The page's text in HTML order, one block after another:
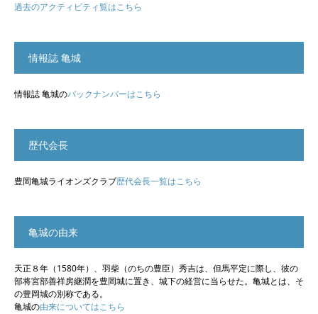
過去のアクティビティ覧はこちら
情報誌 亀城
情報誌 亀城のバックナンバーはこちら
歴代会長
豊岡亀城ライオンズクラブ歴代会長一覧はこちら
亀城の由来
天正８年（1580年）、羽柴（のちの豊臣）秀吉は、但馬平定に際し、彼の
部将宮部善祥房継潤を豊岡城に置き、城下の経営に当らせた。亀城とは、そ
の豊岡城の別称である。
亀城の由来についてはこちら